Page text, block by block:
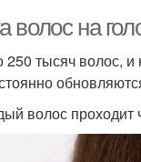
волос на
250 тысяч волос,
волос проходит